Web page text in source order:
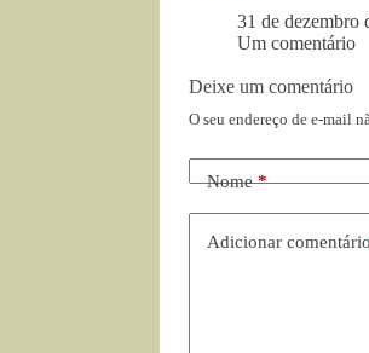
31 de dezembro
Um comentário
Deixe um comentário
O seu endereço de e-mail
Nome*
Adicionar comentário